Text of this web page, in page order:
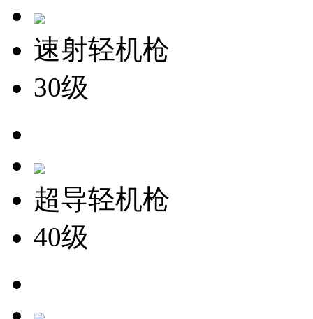
速射轻机枪
30级
超导轻机枪
40级